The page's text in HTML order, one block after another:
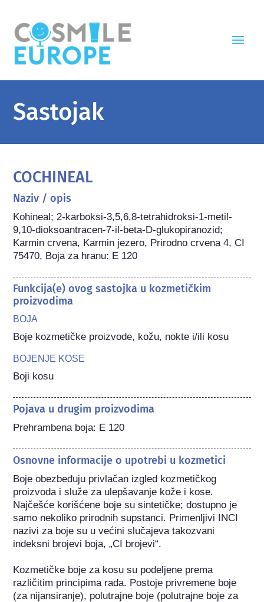
Sastojak
COCHINEAL
Naziv / opis
Kohineal; 2-karboksi-3,5,6,8-tetrahidroksi-1-metil-
9,10-dioksoantracen-7-il-beta-D-glukopiranozid;
Karmin crvena, Karmin jezero, Prirodno crvena 4, CI
75470, Boja za hranu: E 120
Funkcija(e) ovog sastojka u kozmetičkim
proizvodima
BOJA
Boje kozmetičke proizvode, kožu, nokte i/ili kosu
BOJENJE KOSE
Boji kosu
Pojava u drugim proizvodima
Prehrambena boja: E 120
Osnovne informacije o upotrebi u kozmetici
Boje obezbeđuju privlačan izgled kozmetičkog
proizvoda i služe za ulepšavanje kože i kose.
Najčešće korišćene boje su sintetičke; dostupno je
samo nekoliko prirodnih supstanci. Primenljivi INCI
nazivi za boje su u većini slučajeva takozvani
indeksni brojevi boja, „CI brojevi“.
Kozmetičke boje za kosu su podeljene prema
različitim principima rada. Postoje privremene boje
(za nijansiranje), polutrajne boje (polutrajne boje za